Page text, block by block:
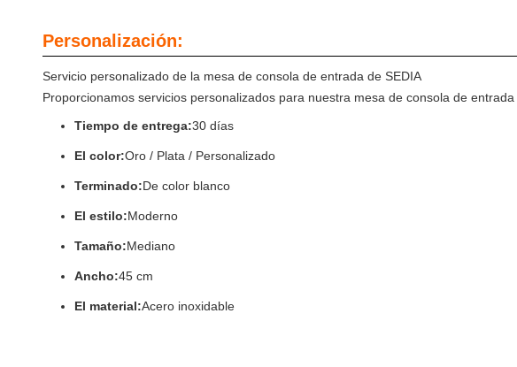
Personalización:
Servicio personalizado de la mesa de consola de entrada de SEDIA
Proporcionamos servicios personalizados para nuestra mesa de consola de
Tiempo de entrega:30 días
El color:Oro / Plata / Personalizado
Terminado:De color blanco
El estilo:Moderno
Tamaño:Mediano
Ancho:45 cm
El material:Acero inoxidable